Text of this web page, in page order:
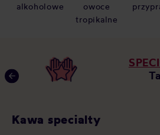
alkoholowe
owoce
tropikalne
Kawa specialty